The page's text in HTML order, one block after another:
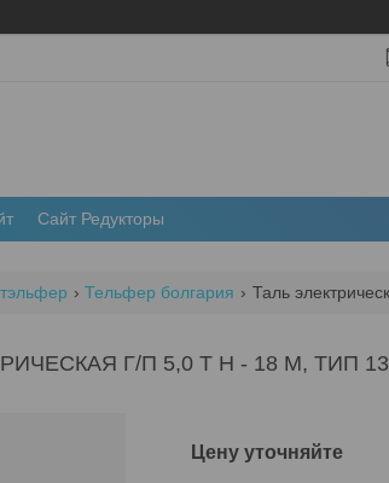
Сайт Редукторы
Тельфер болгария Таль
Г/П 5,0 Т Н - 18 М, ТИП
Цену уточняйте